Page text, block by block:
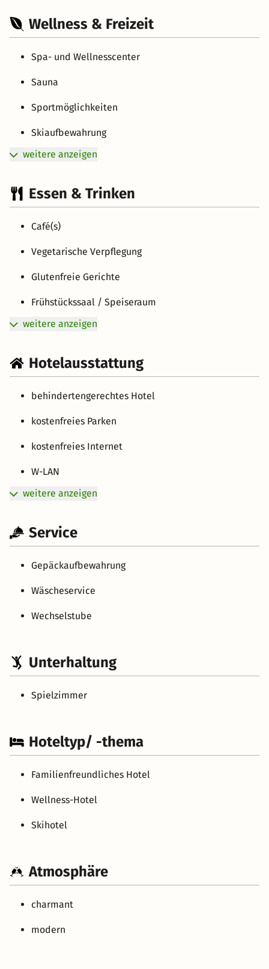
Wellness & Freizeit
Spa- und Wellnesscenter
Sauna
Sportmöglichkeiten
Skiaufbewahrung
weitere anzeigen
Essen & Trinken
Café(s)
Vegetarische Verpflegung
Glutenfreie Gerichte
Frühstückssaal / Speiseraum
weitere anzeigen
Hotelausstattung
behindertengerechtes Hotel
kostenfreies Parken
kostenfreies Internet
W-LAN
weitere anzeigen
Service
Gepäckaufbewahrung
Wäscheservice
Wechselstube
Unterhaltung
Spielzimmer
Hoteltyp/ -thema
Familienfreundliches Hotel
Wellness-Hotel
Skihotel
Atmosphäre
charmant
modern